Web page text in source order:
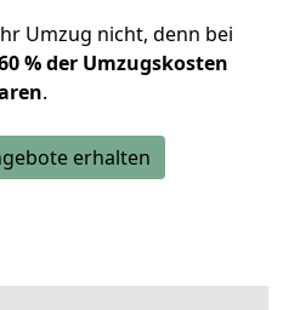
Umzug nicht, denn bei
% der Umzugskosten
.
erhalten